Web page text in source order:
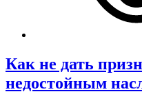
Как не дать
недостойным